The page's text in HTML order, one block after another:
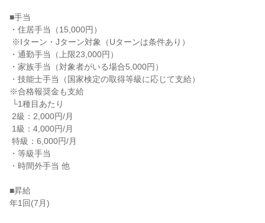
■手当
・住居手当（15,000円）
・通勤手当（上限23,000円）
・家族手当（対象者がいる場合5,000円）
・技能士手当（国家検定の取得等級に応じて支給）
※合格報奨金も支給
・等級手当
・時間外手当 他
■昇給
年1回(7月)